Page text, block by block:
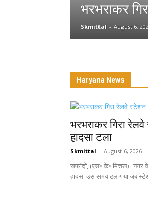
भरभराकर
Skmittal - August 6,
Haryana News
भरभराकर गिरा
हादसा टला
Skmittal - August 6, 2026
सफीदों, (एस• के• मित्तल) :
हादसा उस समय टल गया जब